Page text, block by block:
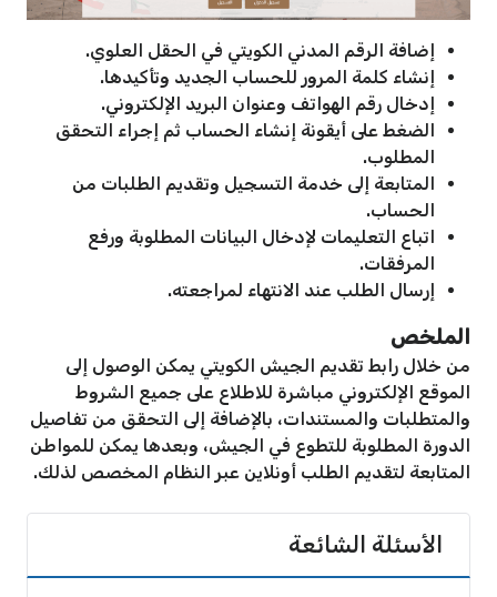
إضافة الرقم المدني الكويتي في الحقل العلوي.
إنشاء كلمة المرور للحساب الجديد وتأكيدها.
إدخال رقم الهواتف وعنوان البريد الإلكتروني.
الضغط على أيقونة إنشاء الحساب ثم إجراء التحقق
المطلوب.
المتابعة إلى خدمة التسجيل وتقديم الطلبات من
الحساب.
اتباع التعليمات لإدخال البيانات المطلوبة ورفع
المرفقات.
إرسال الطلب عند الانتهاء لمراجعته.
الملخص
من خلال رابط تقديم الجيش الكويتي يمكن الوصول إلى
الموقع الإلكتروني مباشرة للاطلاع على جميع الشروط
والمتطلبات والمستندات، بالإضافة إلى التحقق من تفاصيل
الدورة المطلوبة للتطوع في الجيش، وبعدها يمكن للمواطن
المتابعة لتقديم الطلب أونلاين عبر النظام المخصص لذلك.
الأسئلة الشائعة